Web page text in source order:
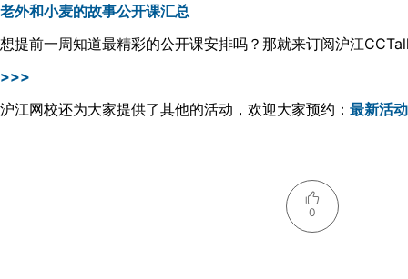
老外和小麦的故事公开课汇总
想提前一周知道最精彩的公开课安排吗？那就来订阅沪江
>>>
沪江网校还为大家提供了其他的活动，欢迎大家预约： 最新活
0